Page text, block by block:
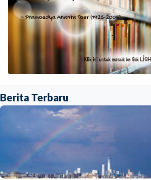
Berita Terbaru